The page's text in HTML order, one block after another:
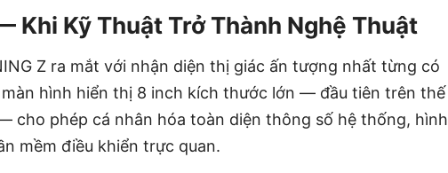
Khi Kỹ Thuật Trở Thành Nghệ Thuật
Z ra mắt với nhận diện thị giác ấn tượng nhất từng có
hình hiển thị 8 inch kích thước lớn — đầu tiên trên thế
cho phép cá nhân hóa toàn diện thông số hệ thống, hình
mềm điều khiển trực quan.